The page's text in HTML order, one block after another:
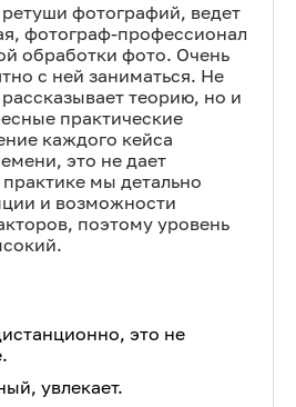
фотографий, ведет
фотограф-профессионал
обработки фото. Очень
с ней заниматься. Не
теорию, но и
практические
каждого кейса
это не дает
мы детально
и возможности
поэтому уровень
это не
увлекает.